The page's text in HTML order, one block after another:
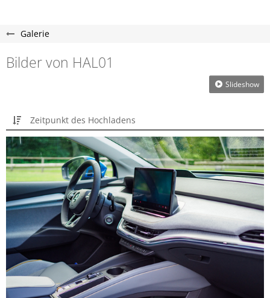
Galerie
Bilder von HAL01
Slideshow
Zeitpunkt des Hochladens